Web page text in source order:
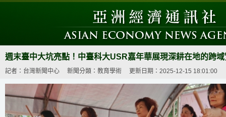
週末臺中大坑亮點！中臺科大USR嘉年華展現深耕在地的跨
記者：台灣新聞中心 新聞分類：教育學術 更新日期：2025-12-15 18:01:00